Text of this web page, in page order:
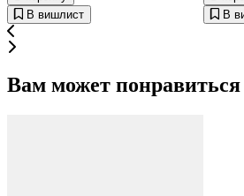
В вишлист
В
Вам может понравиться